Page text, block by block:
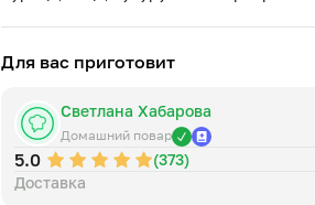
Для вас приготовит
Светлана Хабарова
Домашний повар
5.0 (373)
Доставка